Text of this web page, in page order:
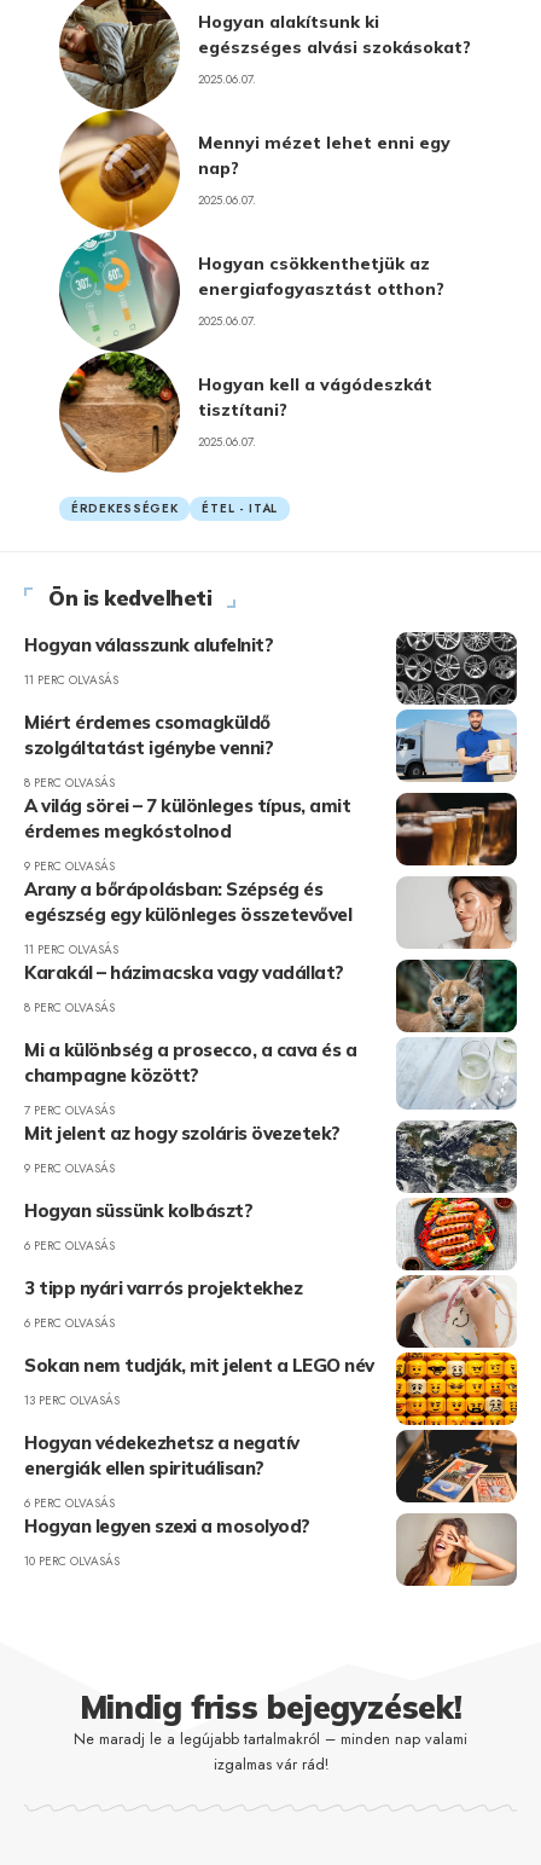
Hogyan alakítsunk ki
egészséges alvási szokásokat?
2025.06.07.
Mennyi mézet lehet enni egy
nap?
2025.06.07.
Hogyan csökkenthetjük az
energiafogyasztást otthon?
2025.06.07.
Hogyan kell a vágódeszkát
tisztítani?
2025.06.07.
ÉRDEKESSÉGEK ÉTEL - ITAL
Ön is kedvelheti
Hogyan válasszunk alufelnit?
11 PERC OLVASÁS
Miért érdemes csomagküldő
szolgáltatást igénybe venni?
8 PERC OLVASÁS
A világ sörei – 7 különleges típus, amit
érdemes megkóstolnod
9 PERC OLVASÁS
Arany a bőrápolásban: Szépség és
egészség egy különleges összetevővel
11 PERC OLVASÁS
Karakál – házimacska vagy vadállat?
8 PERC OLVASÁS
Mi a különbség a prosecco, a cava és a
champagne között?
7 PERC OLVASÁS
Mit jelent az hogy szoláris övezetek?
9 PERC OLVASÁS
Hogyan süssünk kolbászt?
6 PERC OLVASÁS
3 tipp nyári varrós projektekhez
6 PERC OLVASÁS
Sokan nem tudják, mit jelent a LEGO név
13 PERC OLVASÁS
Hogyan védekezhetsz a negatív
energiák ellen spirituálisan?
6 PERC OLVASÁS
Hogyan legyen szexi a mosolyod?
10 PERC OLVASÁS
Mindig friss bejegyzések!
Ne maradj le a legújabb tartalmakról – minden nap valami
izgalmas vár rád!